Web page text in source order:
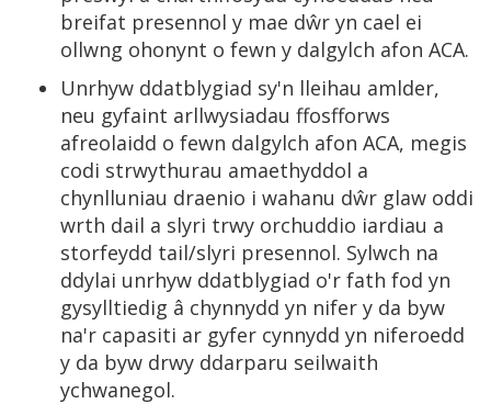
breifat presennol y mae dŵr yn cael ei
ollwng ohonynt o fewn y dalgylch afon ACA.
Unrhyw ddatblygiad sy'n lleihau amlder,
neu gyfaint arllwysiadau ffosfforws
afreolaidd o fewn dalgylch afon ACA, megis
codi strwythurau amaethyddol a
chynlluniau draenio i wahanu dŵr glaw oddi
wrth dail a slyri trwy orchuddio iardiau a
storfeydd tail/slyri presennol. Sylwch na
ddylai unrhyw ddatblygiad o'r fath fod yn
gysylltiedig â chynnydd yn nifer y da byw
na'r capasiti ar gyfer cynnydd yn niferoedd
y da byw drwy ddarparu seilwaith
ychwanegol.